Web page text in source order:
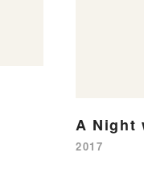
A Night
2017